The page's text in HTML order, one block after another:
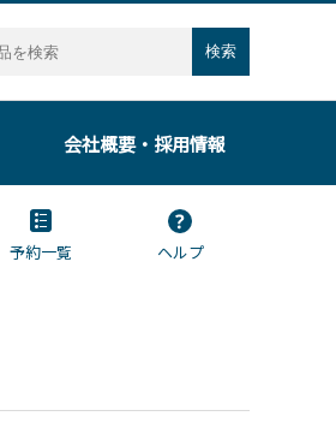
検索
会社概要・採用情報
予約一覧
ヘルプ